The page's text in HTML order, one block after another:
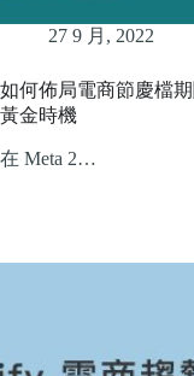
27 9 月, 2022
如何佈局電商節慶檔
黃金時機
在 Meta 2…